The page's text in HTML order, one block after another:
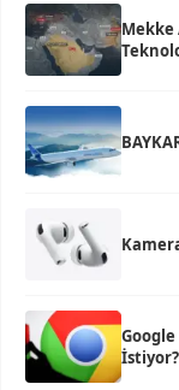
Mekke
İstiyor?